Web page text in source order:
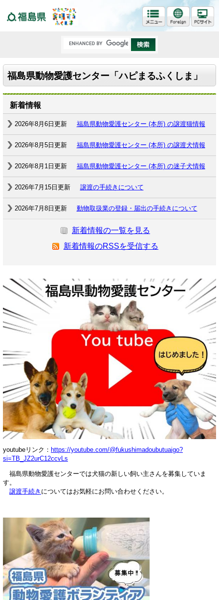
福島県動物愛護センター「ハピまるふくしま」
新着情報
2026年8月6日更新 福島県動物愛護センター (本所) の譲渡猫情報
2026年8月5日更新 福島県動物愛護センター (本所) の譲渡犬情報
2026年8月1日更新 福島県動物愛護センター (本所) の迷子犬情報
2026年7月15日更新 譲渡の手続きについて
2026年7月8日更新 動物取扱業の登録・届出の手続きについて
新着情報の一覧を見る
新着情報のRSSを受信する
youtubeリンク： https://youtube.com/@fukushimadoubutuaigo?
si=TB_JZ2urC12ccvLs
福島県動物愛護センターでは犬猫の新しい飼い主さんを募集していま
す。
譲渡手続き についてはお気軽にお問い合わせください。